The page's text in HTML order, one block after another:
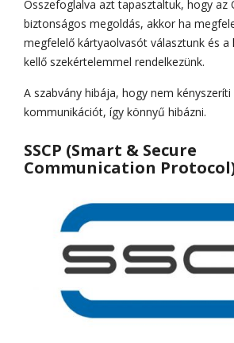
Összefoglalva azt tapasztaltuk, hogy az
biztonságos megoldás, akkor ha
megfelelő kártyaolvasót választunk és
kellő szekértelemmel rendelkezünk.
A szabvány hibája, hogy nem
kommunikációt, így könnyű hibázni.
SSCP (Smart & Secure
Communication